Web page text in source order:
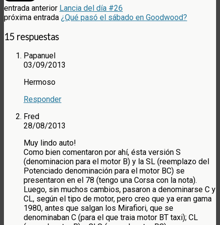
entrada anterior Lancia del día #26
próxima entrada ¿Qué pasó el sábado en Goodwood?
15 respuestas
Papanuel
03/09/2013
Hermoso
Responder
Fred
28/08/2013
Muy lindo auto!
Como bien comentaron por ahí, ésta versión S
(denominacion para el motor B) y la SL (reemplazo del
Potenciado denominación para el motor BC) se
presentaron en el 78 (tengo una Corsa con la nota).
Luego, sin muchos cambios, pasaron a denominarse C y
CL, según el tipo de motor, pero creo que ya eran gama
1980, antes que salgan los Mirafiori, que se
denominaban C (para el que traia motor BT taxi); CL